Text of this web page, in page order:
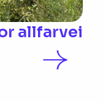
allfarvei